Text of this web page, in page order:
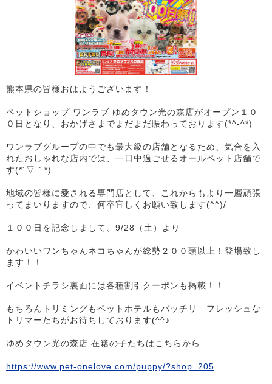
熊本県の皆様おはようございます！
ペットショップ ワンラブ ゆめタウン光の森店がオープン１０
０日となり、おかげさまでまだまだ賑わっております(*^-^*)
ワンラブグループの中でも最大級の店舗となるため、気合を入
れたおしゃれな店内では、一日中過ごせるオールペット店舗で
す(*´▽｀*)
地域の皆様に愛される専門店として、これからもより一層頑張
ってまいりますので、何卒宜しくお願い致します(^^)/
１００日を記念しまして、9/28（土）より
かわいいワンちゃんネコちゃんが総勢２００頭以上！登場致し
ます！！
イベントチラシ裏面には各種割引クーポンも掲載！！
もちろんトリミングもペットホテルもバッチリ フレッシュな
トリマーたちがお待ちしております(^^♪
ゆめタウン光の森店 在籍の子たちはこちらから
https://www.pet-onelove.com/puppy/?shop=205